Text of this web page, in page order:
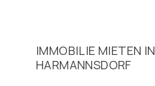
IMMOBILIE MIETEN IN
HARMANNSDORF